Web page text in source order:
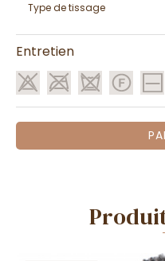
Type de tissage
Entretien